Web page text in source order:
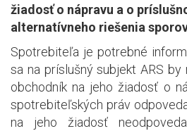
žiadosť o nápravu a o
alternatívneho riešenia
Spotrebiteľa je potrebné
sa na príslušný subjekt ARS
obchodník na jeho žiadosť o
spotrebiteľských práv
na jeho žiadosť